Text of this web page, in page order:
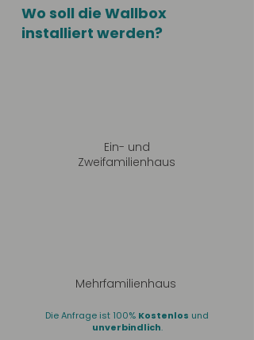
Wo soll die Wallbox
installiert werden?
Ein- und
Zweifamilienhaus
Mehrfamilienhaus
Die Anfrage ist 100% Kostenlos und
unverbindlich.